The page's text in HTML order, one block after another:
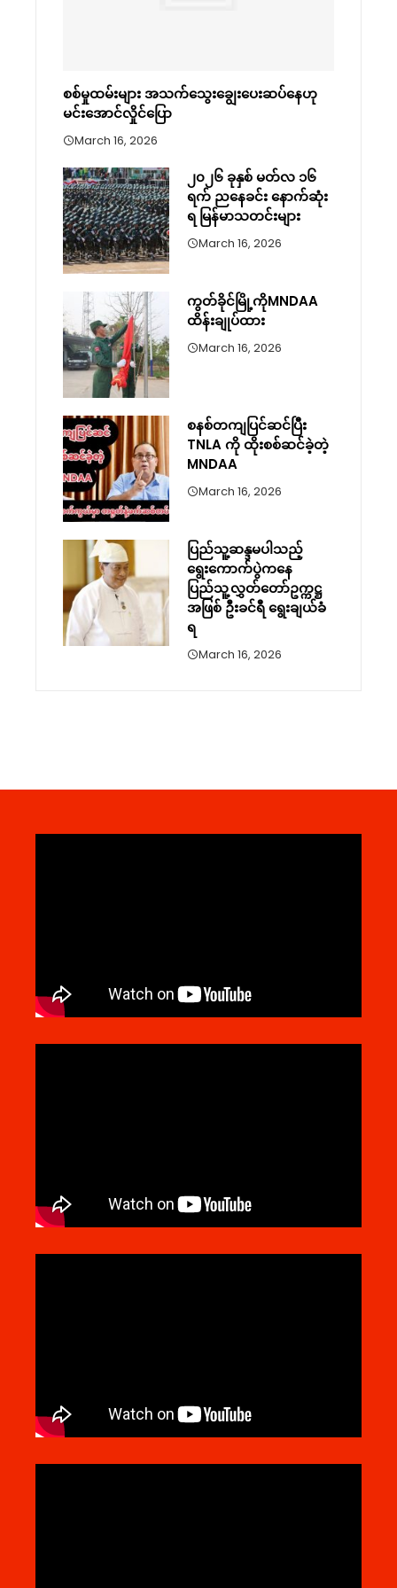
စစ်မှုထမ်းများ အသက်သွေးချွေးပေးဆပ်နေဟု
မင်းအောင်လှိုင်ပြော
March 16, 2026
၂၀၂၆ ခုနှစ် မတ်လ ၁၆
ရက် ညနေခင်း နောက်ဆုံး
ရ မြန်မာသတင်းများ
March 16, 2026
ကွတ်ခိုင်မြို့ကိုMNDAA
ထိန်းချုပ်ထား
March 16, 2026
စနစ်တကျပြင်ဆင်ပြီး
TNLA ကို ထိုးစစ်ဆင်ခဲ့တဲ့
MNDAA
March 16, 2026
ပြည်သူ့ဆန္ဒမပါသည့်
ရွေးကောက်ပွဲကနေ
ပြည်သူ့လွှတ်တော်ဥက္ကဋ္ဌ
အဖြစ် ဦးခင်ရီ ရွေးချယ်ခံ
ရ
March 16, 2026